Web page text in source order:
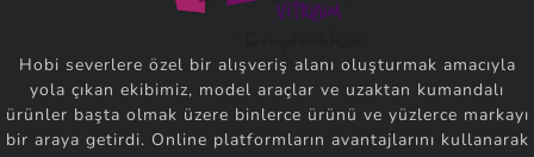
Hobi severlere özel bir alışveriş alanı oluşturmak amacıyla
yola çıkan ekibimiz, model araçlar ve uzaktan kumandalı
ürünler başta olmak üzere binlerce ürünü ve yüzlerce markayı
bir araya getirdi. Online platformların avantajlarını kullanarak